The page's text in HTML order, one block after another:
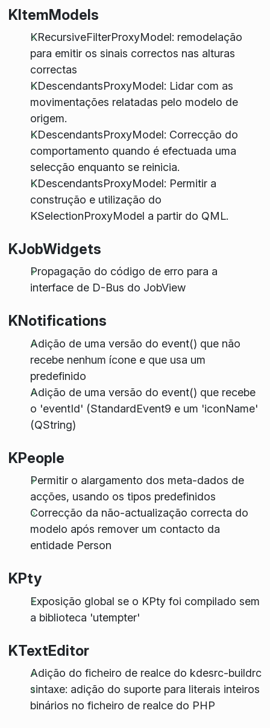
KItemModels
KRecursiveFilterProxyModel: remodelação
para emitir os sinais correctos nas alturas
correctas
KDescendantsProxyModel: Lidar com as
movimentações relatadas pelo modelo de
origem.
KDescendantsProxyModel: Correcção do
comportamento quando é efectuada uma
selecção enquanto se reinicia.
KDescendantsProxyModel: Permitir a
construção e utilização do
KSelectionProxyModel a partir do QML.
KJobWidgets
Propagação do código de erro para a
interface de D-Bus do JobView
KNotifications
Adição de uma versão do event() que não
recebe nenhum ícone e que usa um
predefinido
Adição de uma versão do event() que recebe
o 'eventId' (StandardEvent9 e um 'iconName'
(QString)
KPeople
Permitir o alargamento dos meta-dados de
acções, usando os tipos predefinidos
Correcção da não-actualização correcta do
modelo após remover um contacto da
entidade Person
KPty
Exposição global se o KPty foi compilado sem
a biblioteca 'utempter'
KTextEditor
Adição do ficheiro de realce do kdesrc-buildrc
sintaxe: adição do suporte para literais inteiros
binários no ficheiro de realce do PHP